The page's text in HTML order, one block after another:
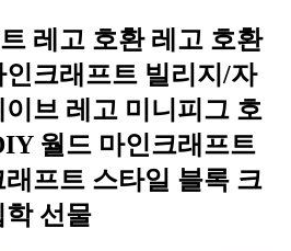
레고 호환 레고 호환
크래프트 빌리지/자
브 레고 미니피그 호
월드 마인크래프트
프트 스타일 블록 크
학 선물